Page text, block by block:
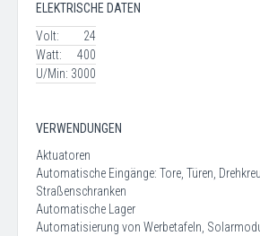
ELEKTRISCHE DATEN
Volt:
24
Watt:
400
U/Min: 3000
VERWENDUNGEN
Aktuatoren
Automatische Eingänge: Tore, Türen,
Straßenschranken
Automatische Lager
Automatisierung von Werbetafeln,